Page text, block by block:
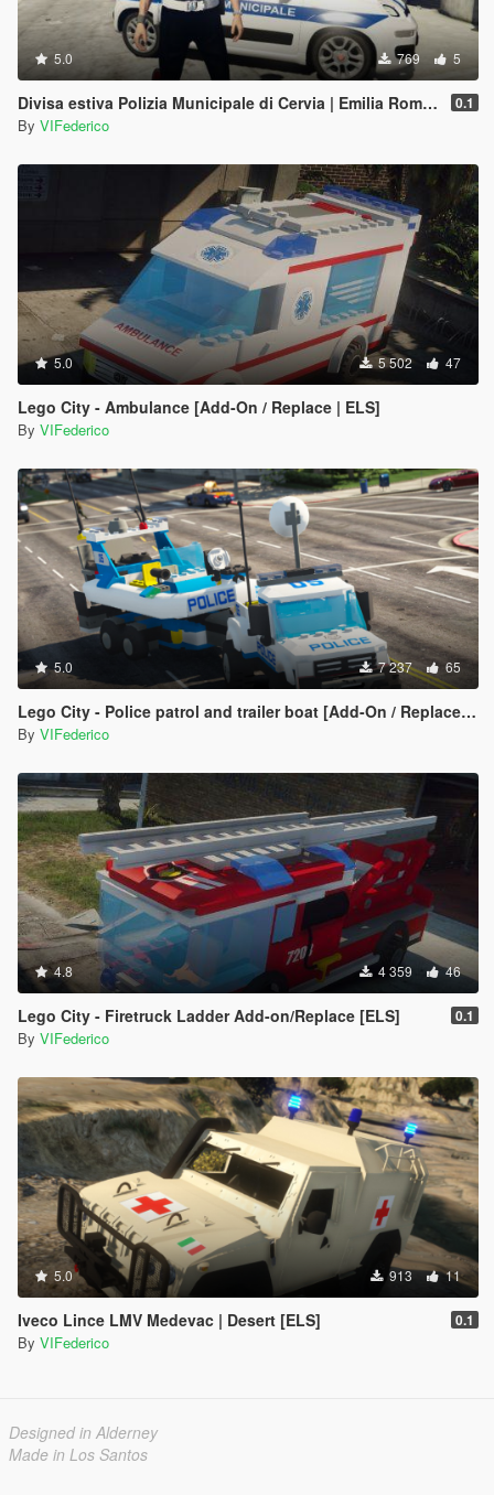
5.0 769 5
Divisa estiva Polizia Municipale di Cervia | Emilia Romagna Reskin 0.1
By VIFederico
5.0 5 502 47
Lego City - Ambulance [Add-On / Replace | ELS]
By VIFederico
5.0 7 237 65
Lego City - Police patrol and trailer boat [Add-On / Replace | ELS]
By VIFederico
4.8 4 359 46
Lego City - Firetruck Ladder Add-on/Replace [ELS] 0.1
By VIFederico
5.0 913 11
Iveco Lince LMV Medevac | Desert [ELS] 0.1
By VIFederico
Designed in Alderney
Made in Los Santos